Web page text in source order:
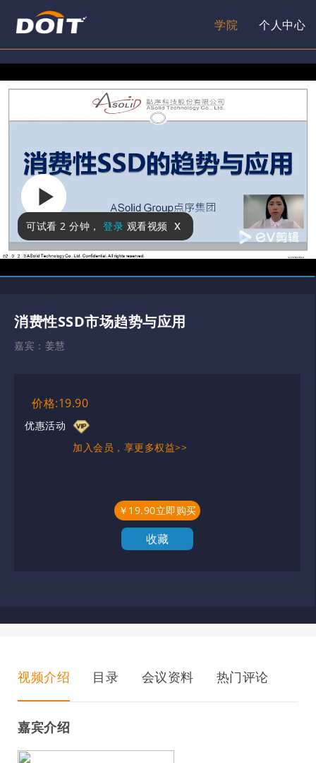
学院 个人中心
可试看 2 分钟 ， 登录 观看视频 x
消费性SSD市场趋势与应用
嘉宾： 姜慧
价格:19.90
优惠活动
加入会员，享更多权益>>
￥19.90立即购买
收藏
视频介绍 目录 会议资料 热门评论
嘉宾介绍